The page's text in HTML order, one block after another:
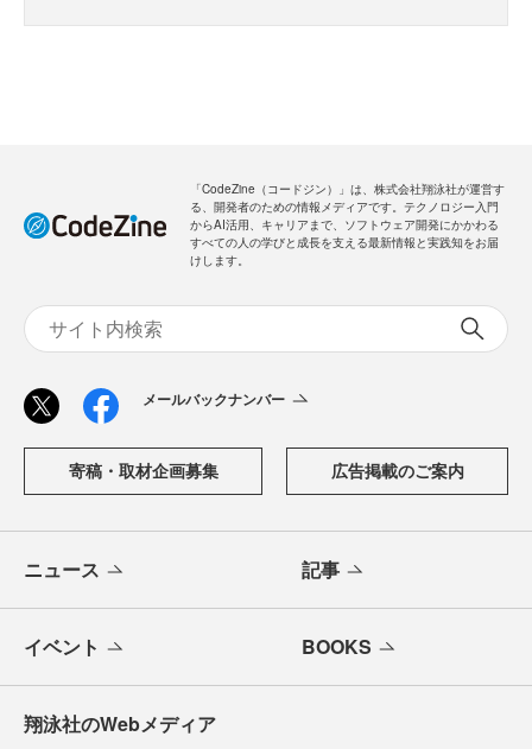
「CodeZine（コードジン）」は、株式会社翔泳社が運営す
る、開発者のための情報メディアです。テクノロジー入門
からAI活用、キャリアまで、ソフトウェア開発にかかわる
すべての人の学びと成長を支える最新情報と実践知をお届
けします。
メールバックナンバー
寄稿・取材企画募集 広告掲載のご案内
ニュース 記事
イベント BOOKS
翔泳社のWebメディア